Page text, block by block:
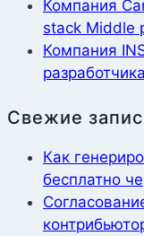
Компания
stack Middle
Компания
разработчика
Свежие
Как
бесплатно